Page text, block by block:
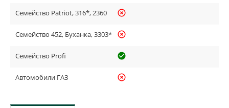
Семейство Patriot, 316*, 2360 highlight_off
Семейство 452, Буханка, 3303* highlight_off
Семейство Profi check_circle_outline
Автомобили ГАЗ highlight_off